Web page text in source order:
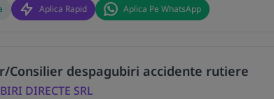
Aplica Rapid Aplica Pe WhatsApp
Consilier despagubiri accidente rutiere
DIRECTE SRL